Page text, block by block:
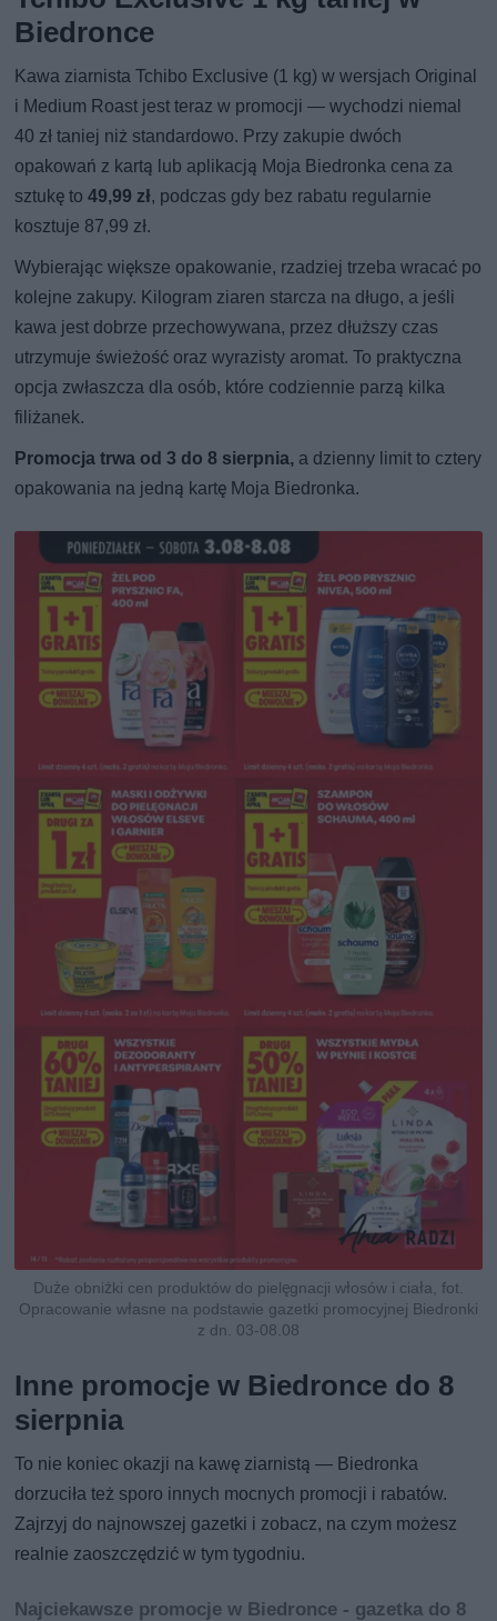
Biedronce
Kawa ziarnista Tchibo Exclusive (1 kg) w wersjach Original
i Medium Roast jest teraz w promocji — wychodzi niemal
40 zł taniej niż standardowo. Przy zakupie dwóch
opakowań z kartą lub aplikacją Moja Biedronka cena za
sztukę to49,99 zł, podczas gdy bez rabatu regularnie
kosztuje 87,99 zł.
Wybierając większe opakowanie, rzadziej trzeba wracać po
kolejne zakupy. Kilogram ziaren starcza na długo, a jeśli
kawa jest dobrze przechowywana, przez dłuższy czas
utrzymuje świeżość oraz wyrazisty aromat. To praktyczna
opcja zwłaszcza dla osób, które codziennie parzą kilka
filiżanek.
Promocja trwa od 3 do 8 sierpnia, a dzienny limit to cztery
opakowania na jedną kartę Moja Biedronka.
Duże obniżki cen produktów do pielęgnacji włosów i ciała, fot.
Opracowanie własne na podstawie gazetki promocyjnej Biedronki
z dn. 03-08.08
Inne promocje w Biedronce do 8
sierpnia
To nie koniec okazji na kawę ziarnistą — Biedronka
dorzuciła też sporo innych mocnych promocji i rabatów.
Zajrzyj do najnowszej gazetki i zobacz, na czym możesz
realnie zaoszczędzić w tym tygodniu.
Najciekawsze promocje w Biedronce - gazetka do 8